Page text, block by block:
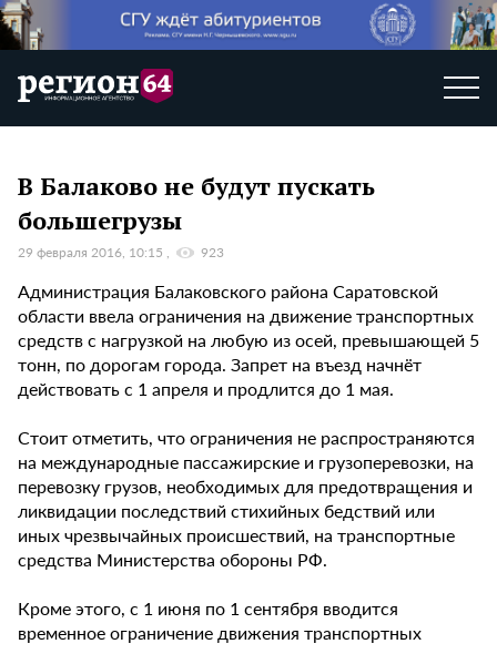
В Балаково не будут пускать
большегрузы
29 февраля 2016, 10:15 923
Администрация Балаковского района Саратовской
области ввела ограничения на движение транспортных
средств с нагрузкой на любую из осей, превышающей 5
тонн, по дорогам города. Запрет на въезд начнёт
действовать с 1 апреля и продлится до 1 мая.
Стоит отметить, что ограничения не распространяются
на международные пассажирские и грузоперевозки, на
перевозку грузов, необходимых для предотвращения и
ликвидации последствий стихийных бедствий или
иных чрезвычайных происшествий, на транспортные
средства Министерства обороны РФ.
Кроме этого, с 1 июня по 1 сентября вводится
временное ограничение движения транспортных